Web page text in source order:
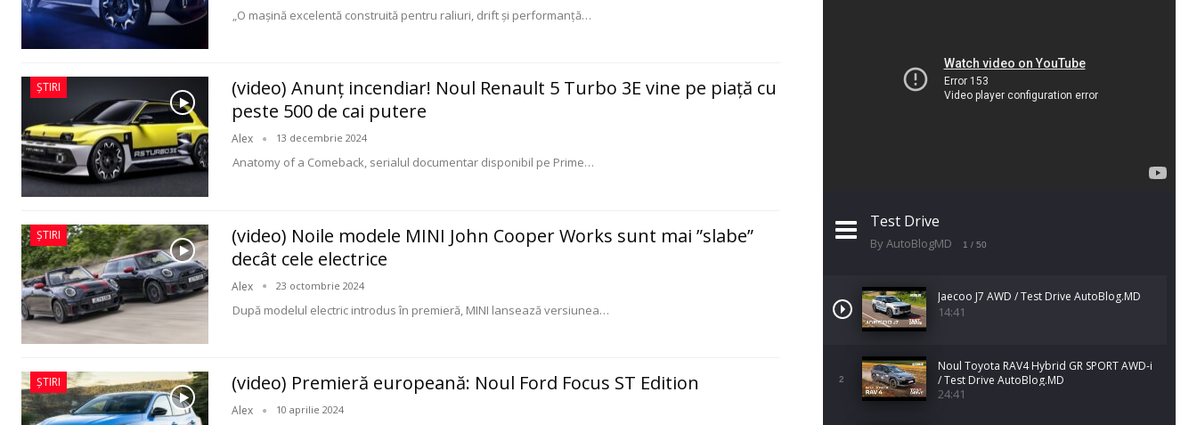
„O mașină excelentă construită pentru raliuri, drift și performanță…
ȘTIRI
(video) Anunț incendiar! Noul Renault 5 Turbo 3E vine pe piață cu
peste 500 de cai putere
Alex 13 decembrie 2024
Anatomy of a Comeback, serialul documentar disponibil pe Prime…
ȘTIRI
(video) Noile modele MINI John Cooper Works sunt mai ”slabe”
decât cele electrice
Alex 23 octombrie 2024
După modelul electric introdus în premieră, MINI lansează versiunea…
ȘTIRI (video) Premieră europeană: Noul Ford Focus ST Edition
Alex 10 aprilie 2024
Test Drive
By AutoBlogMD 1 / 50
Jaecoo J7 AWD / Test Drive AutoBlog.MD
14:41
2
Noul Toyota RAV4 Hybrid GR SPORT AWD-i
/ Test Drive AutoBlog.MD
24:41